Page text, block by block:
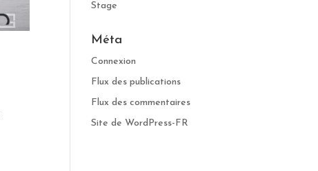
Stage
Méta
Connexion
Flux des publications
Flux des commentaires
Site de WordPress-FR